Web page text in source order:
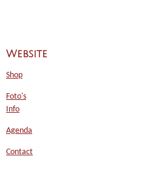
Website
Shop
Foto's
Info
Agenda
Contact